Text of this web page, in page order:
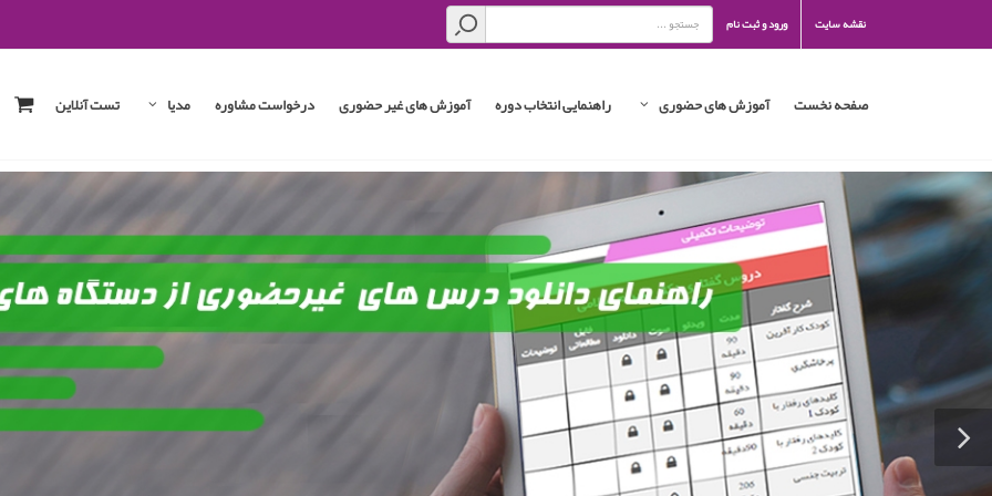
نقشه سایت ورود و ثبت نام
صفحه نخست
آموزش های حضوری راهنمایی انتخاب دوره آموزش های غیر حضوری درخواست مشاوره مدیا تست آنلاین